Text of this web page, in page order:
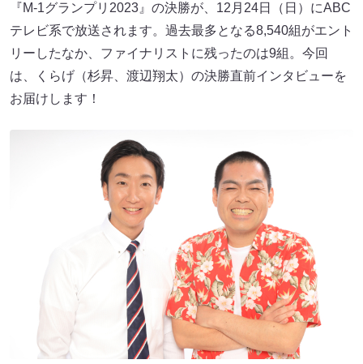
『M-1グランプリ2023』の決勝が、12月24日（日）にABC
テレビ系で放送されます。過去最多となる8,540組がエント
リーしたなか、ファイナリストに残ったのは9組。今回
は、くらげ（杉昇、渡辺翔太）の決勝直前インタビューを
お届けします！